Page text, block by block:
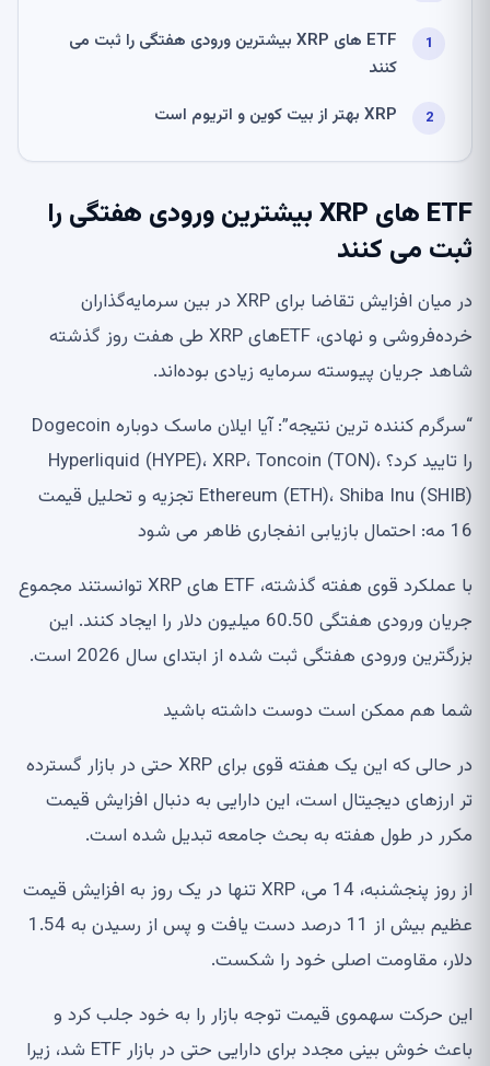
ETF های XRP بیشترین ورودی هفتگی را ثبت می
کنند
XRP بهتر از بیت کوین و اتریوم است
ETF های XRP بیشترین ورودی هفتگی را
ثبت می کنند
در میان افزایش تقاضا برای XRP در بین سرمایه‌گذاران
خرده‌فروشی و نهادی، ETF‌های XRP طی هفت روز گذشته
شاهد جریان پیوسته سرمایه زیادی بوده‌اند.
“سرگرم کننده ترین نتیجه”: آیا ایلان ماسک دوباره Dogecoin
را تایید کرد؟ Hyperliquid (HYPE)، XRP، Toncoin (TON)،
Ethereum (ETH)، Shiba Inu (SHIB) تجزیه و تحلیل قیمت
16 مه: احتمال بازیابی انفجاری ظاهر می شود
با عملکرد قوی هفته گذشته، ETF های XRP توانستند مجموع
جریان ورودی هفتگی 60.50 میلیون دلار را ایجاد کنند. این
بزرگترین ورودی هفتگی ثبت شده از ابتدای سال 2026 است.
شما هم ممکن است دوست داشته باشید
در حالی که این یک هفته قوی برای XRP حتی در بازار گسترده
تر ارزهای دیجیتال است، این دارایی به دنبال افزایش قیمت
مکرر در طول هفته به بحث جامعه تبدیل شده است.
از روز پنجشنبه، 14 می، XRP تنها در یک روز به افزایش قیمت
عظیم بیش از 11 درصد دست یافت و پس از رسیدن به 1.54
دلار، مقاومت اصلی خود را شکست.
این حرکت سهموی قیمت توجه بازار را به خود جلب کرد و
باعث خوش بینی مجدد برای دارایی حتی در بازار ETF شد، زیرا